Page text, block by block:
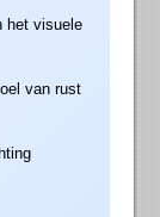
het visuele
van rust